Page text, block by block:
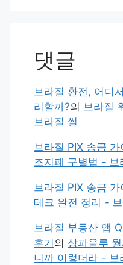
댓글
브라질 환전, 어디
리할까?의 브라질
브라질 썰
브라질 PIX 송금 가
조지폐 구별법 - 브
브라질 PIX 송금 가
테크 완전 정리 -
브라질 부동산 앱
후기 의 상파울루
니까 이렇더라 - 브